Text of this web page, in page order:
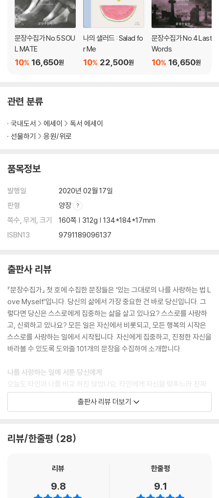
문장수집가 No.5 SOU
L MATE
16,650원
10%
나의 샐러드 : Salad fo
r Me
22,500원
10%
문장수집가 No.4 Last
Words
16,650원
10%
관련 분류
국내도서 에세이
독서 에세이
선물하기
응원/위로
품목정보
발행일
2020년 02월 17일
판형
양장
쪽수, 무게, 크기
160쪽 | 312g | 134*184*17mm
ISBN13
9791189096137
출판사 리뷰
『문장수집가』 첫 호에 수집한 문장들은 ‘있는 그대로의 나를 사랑하는 법 L
ove Myself’입니다. 당신의 삶에서 가장 중요한 건 바로 당신입니다. 그
렇다면 당신은 스스로에게 집중하는 삶을 살고 있나요? 스스로를 사랑하
고, 신뢰하고 있나요? 모든 일은 자신에서 비롯되고, 모든 행복의 시작은
스스로를 사랑하는 일에서 시작됩니다. 자신에게 집중하고, 진정한 자신을
바라볼 수 있도록 도와줄 101개의 문장을 수집하여 소개합니다.
나를 사랑하는 일에 서툰 당신에게
오늘도 타인과 나를 비교 하진 않았나요. 타인에게 자신을 맞추느라 진짜
자신의 모습을 숨기지는 않았나요. 타인의 시선을 의식하지 않고, 온전한
당신의 삶, 당신의 이야기, 당신의 마음에 귀 기울여 보세요. 더 나은 내가
움직인 단 하나의 문장이 ‘있는 그대로의 나를 사랑하는 법’으로 안내합니
1 순서대로 읽지 마세요.
출판사 리뷰 더보기
리뷰/한줄평 28
리뷰
9.8
한줄평
9.1